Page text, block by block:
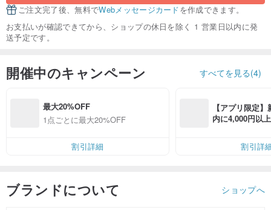
ご注文完了後、無料でWebメッセージカードを作成できます。
お支払いが確認できてから、ショップの休日を除く 1 営業日以内に発
送予定です。
開催中のキャンペーン すべてを見る(4)
最大20%OFF
1点ごとに最大20%OFF
割引詳細
【アプリ限定
内に4,000円以
割引詳
ブランドについて ショップへ